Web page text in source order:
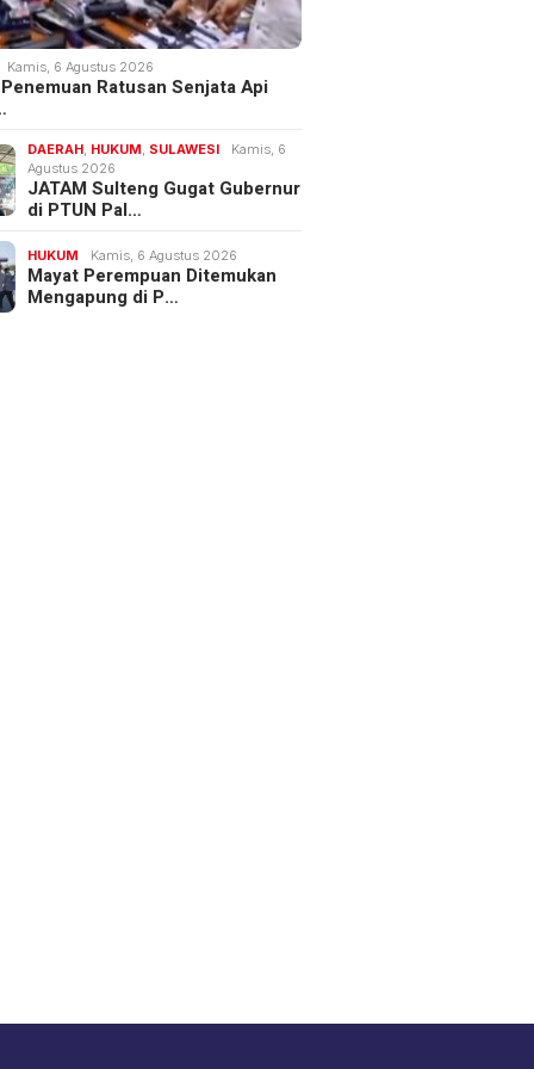
Kamis, 6 Agustus 2026
Ratusan Senjata Api
DAERAH, HUKUM, SULAWESI
Kamis, 6
Agustus 2026
JATAM Sulteng Gugat Gubernur
di PTUN Pal…
HUKUM Kamis, 6 Agustus 2026
Mayat Perempuan Ditemukan
Mengapung di P…